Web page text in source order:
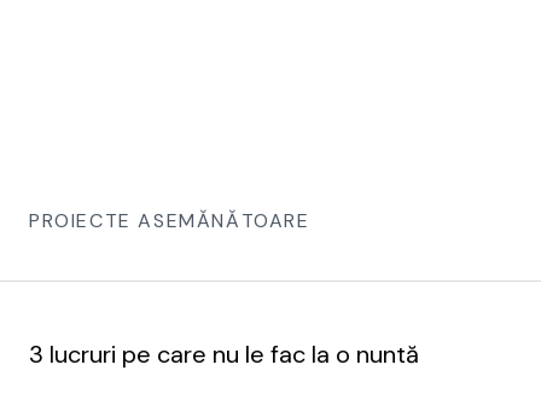
PROIECTE ASEMĂNĂTOARE
3 lucruri pe care nu le fac la o nuntă